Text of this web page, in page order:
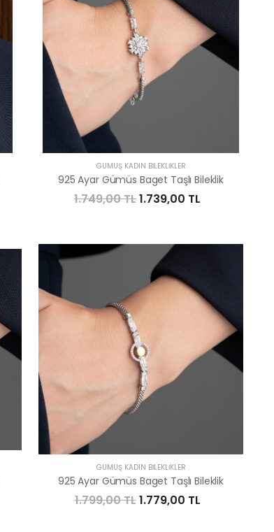
GÜMÜŞ KADIN BILEKLIKLER
925 Ayar Gümüs Baget Taşlı Bileklik
1.749,00 TL1.739,00 TL
GÜMÜŞ KADIN BILEKLIKLER
925 Ayar Gümüs Baget Taşlı Bileklik
1.799,00 TL1.779,00 TL